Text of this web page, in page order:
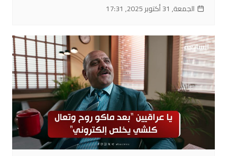
الجمعة, 31 أكتوبر 2025, 17:31